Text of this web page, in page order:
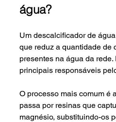
água?
Um descalcificador de
que reduz a quantidade de
presentes na água da
principais responsáveis
O processo mais comum é
passa por resinas que
magnésio, substituindo-os